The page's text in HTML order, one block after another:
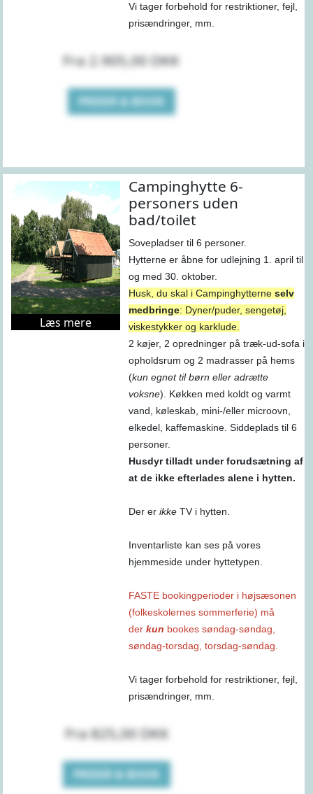
Vi tager forbehold for restriktioner, fejl,
prisændringer, mm.
Fra 2.905,00 DKK
PRISER & BOOK
Læs mere
Campinghytte 6-
personers uden
bad/toilet
Sovepladser til 6 personer.
Hytterne er åbne for udlejning 1. april til
og med 30. oktober.
Husk, du skal i Campinghytterne selv
medbringe: Dyner/puder, sengetøj,
viskestykker og karklude.
2 køjer, 2 opredninger på træk-ud-sofa i
opholdsrum og 2 madrasser på hems
(kun egnet til børn eller adrætte
voksne). Køkken med koldt og varmt
vand, køleskab, mini-/eller microovn,
elkedel, kaffemaskine. Siddeplads til 6
personer.
Husdyr tilladt under forudsætning af
at de ikke efterlades alene i hytten.
Der er ikke TV i hytten.
Inventarliste kan ses på vores
hjemmeside under hyttetypen.
FASTE bookingperioder i højsæsonen
(folkeskolernes sommerferie) må
der kun bookes søndag-søndag,
søndag-torsdag, torsdag-søndag.
Vi tager forbehold for restriktioner, fejl,
prisændringer, mm.
Fra 825,00 DKK
PRISER & BOOK